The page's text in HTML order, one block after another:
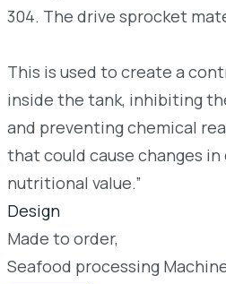
304. The drive sprocket
This is used to create a
inside the tank, inhibiting
and preventing chemical
that could cause changes
nutritional value.”
Design
Made to order,
Seafood processing